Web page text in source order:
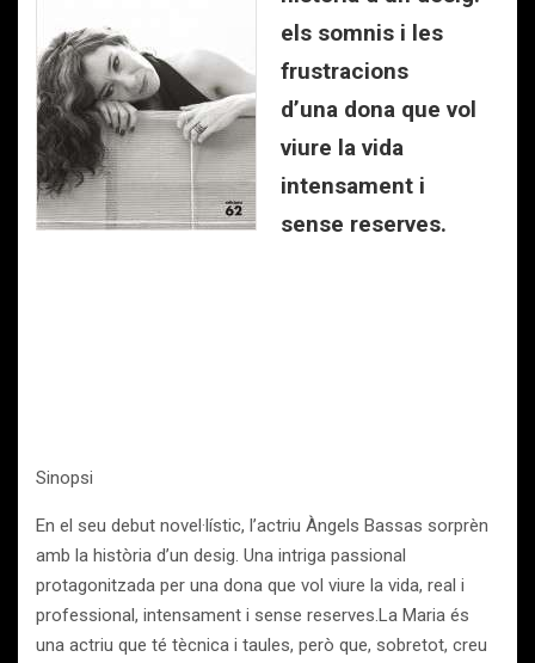
els somnis i les
frustracions
d’una dona que vol
viure la vida
intensament i
sense reserves.
Sinopsi
En el seu debut novel·lístic, l’actriu Àngels Bassas sorprèn
amb la història d’un desig. Una intriga passional
protagonitzada per una dona que vol viure la vida, real i
professional, intensament i sense reserves.La Maria és
una actriu que té tècnica i taules, però que, sobretot, creu